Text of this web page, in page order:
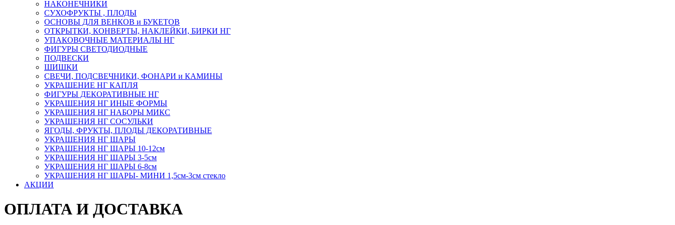
НАКОНЕЧНИКИ
СУХОФРУКТЫ , ПЛОДЫ
ОСНОВЫ ДЛЯ ВЕНКОВ и БУКЕТОВ
ОТКРЫТКИ, КОНВЕРТЫ, НАКЛЕЙКИ, БИРКИ НГ
УПАКОВОЧНЫЕ МАТЕРИАЛЫ НГ
ФИГУРЫ СВЕТОДИОДНЫЕ
ПОДВЕСКИ
ШИШКИ
СВЕЧИ, ПОДСВЕЧНИКИ, ФОНАРИ и КАМИНЫ
УКРАШЕНИЕ НГ КАПЛЯ
ФИГУРЫ ДЕКОРАТИВНЫЕ НГ
УКРАШЕНИЯ НГ ИНЫЕ ФОРМЫ
УКРАШЕНИЯ НГ НАБОРЫ МИКС
УКРАШЕНИЯ НГ СОСУЛЬКИ
ЯГОДЫ, ФРУКТЫ, ПЛОДЫ ДЕКОРАТИВНЫЕ
УКРАШЕНИЯ НГ ШАРЫ
УКРАШЕНИЯ НГ ШАРЫ 10-12см
УКРАШЕНИЯ НГ ШАРЫ 3-5см
УКРАШЕНИЯ НГ ШАРЫ 6-8см
УКРАШЕНИЯ НГ ШАРЫ- МИНИ 1,5см-3см стекло
АКЦИИ
ОПЛАТА И ДОСТАВКА